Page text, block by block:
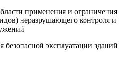
применения и ограничения
неразрушающего контроля и
эксплуатации зданий